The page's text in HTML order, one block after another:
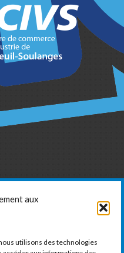
aux
utilisons des technologies